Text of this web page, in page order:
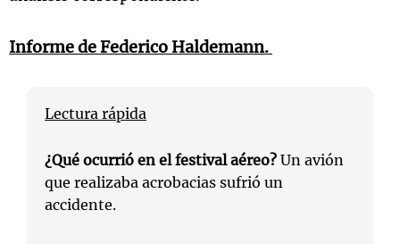
Informe deFederico Haldemann.
Lectura rápida
¿Qué ocurrió en el festival aéreo? Un avión
que realizaba acrobacias sufrió un
accidente.